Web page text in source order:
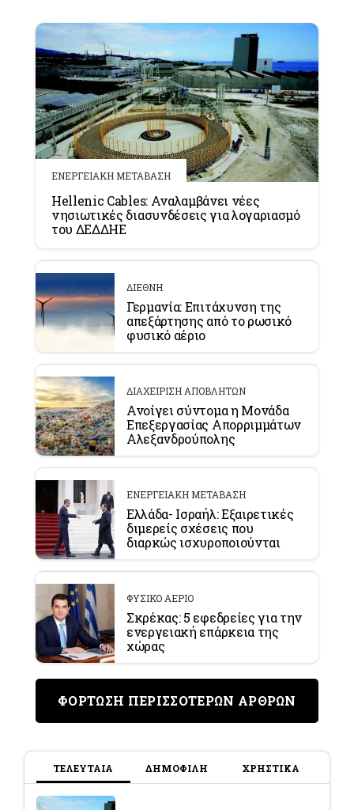
ΕΝΕΡΓΕΙΑΚΗ ΜΕΤΑΒΑΣΗ
Hellenic Cables: Αναλαμβάνει νέες
νησιωτικές διασυνδέσεις για λογαριασμό
του ΔΕΔΔΗΕ
ΔΙΕΘΝΗ
Γερμανία: Επιτάχυνση της
απεξάρτησης από το ρωσικό
φυσικό αέριο
ΔΙΑΧΕΙΡΙΣΗ ΑΠΟΒΛΗΤΩΝ
Ανοίγει σύντομα η Μονάδα
Επεξεργασίας Απορριμμάτων
Αλεξανδρούπολης
ΕΝΕΡΓΕΙΑΚΗ ΜΕΤΑΒΑΣΗ
Ελλάδα- Ισραήλ: Εξαιρετικές
διμερείς σχέσεις που
διαρκώς ισχυροποιούνται
ΦΥΣΙΚΟ ΑΕΡΙΟ
Σκρέκας: 5 εφεδρείες για την
ενεργειακή επάρκεια της
χώρας
ΦΟΡΤΩΣΗ ΠΕΡΙΣΣΟΤΕΡΩΝ ΑΡΘΡΩΝ
ΤΕΛΕΥΤΑΙΑ ΔΗΜΟΦΙΛΗ ΧΡΗΣΤΙΚΑ